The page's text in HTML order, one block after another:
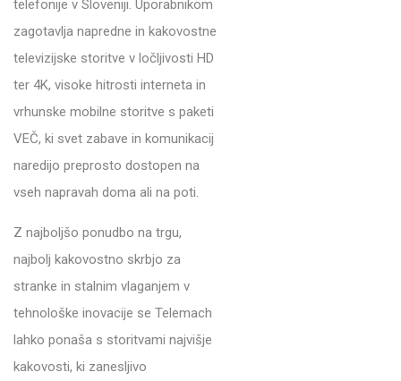
telefonije v Sloveniji. Uporabnikom
zagotavlja napredne in kakovostne
televizijske storitve v ločljivosti HD
ter 4K, visoke hitrosti interneta in
vrhunske mobilne storitve s paketi
VEČ, ki svet zabave in komunikacij
naredijo preprosto dostopen na
vseh napravah doma ali na poti.
Z najboljšo ponudbo na trgu,
najbolj kakovostno skrbjo za
stranke in stalnim vlaganjem v
tehnološke inovacije se Telemach
lahko ponaša s storitvami najvišje
kakovosti, ki zanesljivo